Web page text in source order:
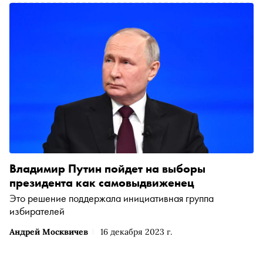
Андрей Москвичев 16 декабря 2023 г.
Владимир Путин пойдет на выборы
президента как самовыдвиженец
Это решение поддержала инициативная группа
избирателей